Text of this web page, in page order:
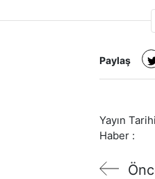
Paylaş
Yayın
Haber :